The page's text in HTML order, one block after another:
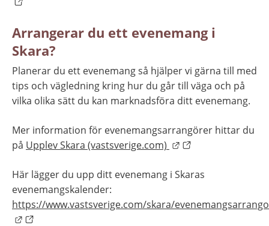
Arrangerar du ett evenemang i
Skara?
Planerar du ett evenemang så hjälper vi gärna till med
tips och vägledning kring hur du går till väga och på
vilka olika sätt du kan marknadsföra ditt evenemang.
Mer information för evenemangsarrangörer hittar du
på Upplev Skara (vastsverige.com) Länk till annan
Här lägger du upp ditt evenemang i Skaras
https://www.vastsverige.com/skara/
Länk till annan webbplats.